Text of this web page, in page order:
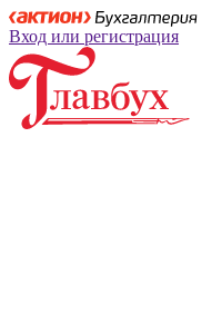
Вход или регистрация